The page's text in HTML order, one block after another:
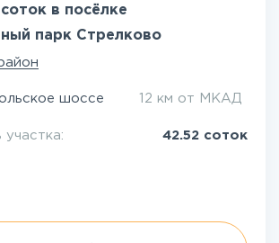
в посёлке
парк Стрелково
шоссе 12 км от МКАД
участка: 42.52 соток